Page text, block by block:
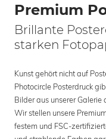
Premium
Brillante
starken
Kunst gehört nicht auf
Photocircle Posterdruck
Bilder aus unserer Galerie
Wir stellen unsere
festem und FSC-